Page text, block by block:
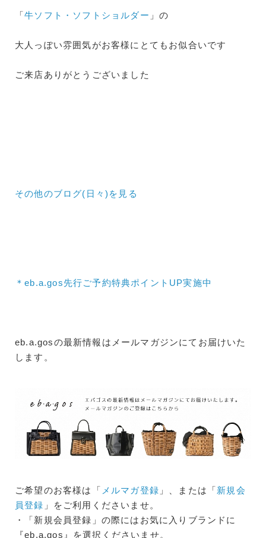
「牛ソフト・ソフトショルダー 」の
大人っぽい雰囲気がお客様にとてもお似合いです
ご来店ありがとうございました
その他のブログ(日々) を見る
＊eb.a.gos先行ご予約特典ポイントUP実施中
eb.a.gosの最新情報はメールマガジンにてお届けいた
します。
ご希望のお客様は「 メルマガ登録 」、または「新規会
員登録 」をご利用くださいませ。
・「新規会員登録」の際にはお気に入りブランドに
『eb.a.gos』を選択くださいませ。